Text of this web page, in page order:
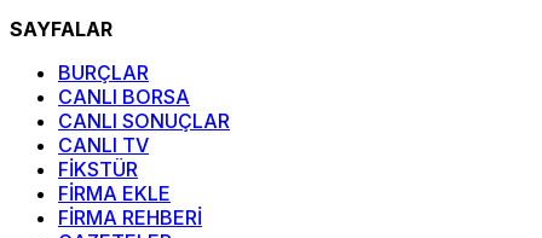
SAYFALAR
BURÇLAR
CANLI BORSA
CANLI SONUÇLAR
CANLI TV
FİKSTÜR
FİRMA EKLE
FİRMA REHBERİ